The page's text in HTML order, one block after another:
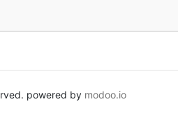
powered by modoo.io